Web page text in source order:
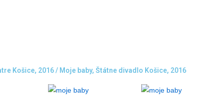
Košice, 2016 / Moje baby, Štátne divadlo Košice, 2016